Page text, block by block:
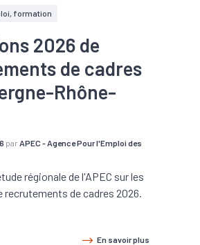
formation
2026 de
de cadres
Rhône-
par APEC - Agence Pour l'Emploi des
régionale de l'APEC sur les
recrutements de cadres 2026.
En savoir plus